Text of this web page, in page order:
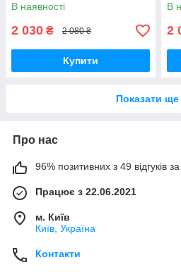
В наявності
2 030 ₴ 2 080 ₴
Купити
В
2
Показати ще
Про нас
96% позитивних з 49 відгуків за
Працює з 22.06.2021
м. Київ
Київ, Україна
Контакти